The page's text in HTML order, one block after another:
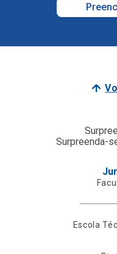
Surpreenda-
Escola